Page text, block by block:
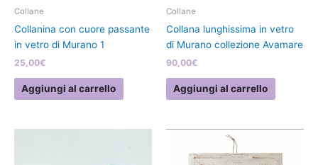
Collane
Collanina con cuore passante
in vetro di Murano 1
25,00€
Aggiungi al carrello
Collane
Collana lunghissima in vetro
di Murano collezione Avamare
90,00€
Aggiungi al carrello